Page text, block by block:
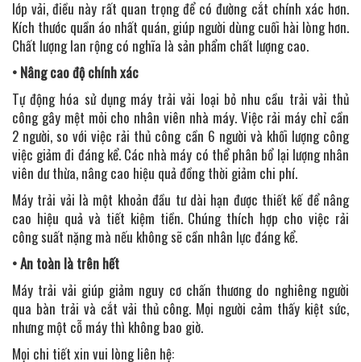
lớp vải, điều này rất quan trọng để có đường cắt chính xác hơn.
Kích thước quần áo nhất quán, giúp người dùng cuối hài lòng hơn.
Chất lượng lan rộng có nghĩa là sản phẩm chất lượng cao.
• Nâng cao độ chính xác
Tự động hóa sử dụng máy trải vải loại bỏ nhu cầu trải vải thủ
công gây mệt mỏi cho nhân viên nhà máy. Việc rải máy chỉ cần
2 người, so với việc rải thủ công cần 6 người và khối lượng công
việc giảm đi đáng kể. Các nhà máy có thể phân bổ lại lượng nhân
viên dư thừa, nâng cao hiệu quả đồng thời giảm chi phí.
Máy trải vải là một khoản đầu tư dài hạn được thiết kế để nâng
cao hiệu quả và tiết kiệm tiền. Chúng thích hợp cho việc rải
công suất nặng mà nếu không sẽ cần nhân lực đáng kể.
• An toàn là trên hết
Máy trải vải giúp giảm nguy cơ chấn thương do nghiêng người
qua bàn trải và cắt vải thủ công. Mọi người cảm thấy kiệt sức,
nhưng một cỗ máy thì không bao giờ.
Mọi chi tiết xin vui lòng liên hệ: